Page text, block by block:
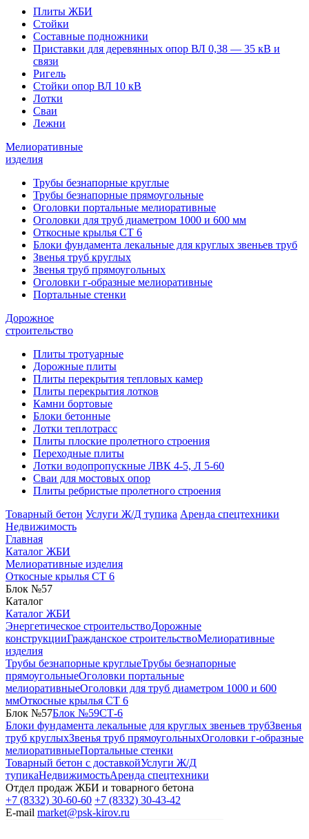
Плиты ЖБИ
Стойки
Составные подножники
Приставки для деревянных опор ВЛ 0,38 — 35 кВ и
связи
Ригель
Стойки опор ВЛ 10 кВ
Лотки
Сваи
Лежни
Мелиоративные
изделия
Трубы безнапорные круглые
Трубы безнапорные прямоугольные
Оголовки портальные мелиоративные
Оголовки для труб диаметром 1000 и 600 мм
Откосные крылья СТ 6
Блоки фундамента лекальные для круглых звеньев труб
Звенья труб круглых
Звенья труб прямоугольных
Оголовки г-образные мелиоративные
Портальные стенки
Дорожное
строительство
Плиты тротуарные
Дорожные плиты
Плиты перекрытия тепловых камер
Плиты перекрытия лотков
Камни бортовые
Блоки бетонные
Лотки теплотрасс
Плиты плоские пролетного строения
Переходные плиты
Лотки водопропускные ЛВК 4-5, Л 5-60
Сваи для мостовых опор
Плиты ребристые пролетного строения
Товарный бетон Услуги Ж/Д тупика Аренда спецтехники
Недвижимость
Главная
Каталог ЖБИ
Мелиоративные изделия
Откосные крылья СТ 6
Блок №57
Каталог
Каталог ЖБИ
Энергетическое строительствоДорожные
конструкцииГражданское строительствоМелиоративные
изделия
Трубы безнапорные круглыеТрубы безнапорные
прямоугольныеОголовки портальные
мелиоративныеОголовки для труб диаметром 1000 и 600
ммОткосные крылья СТ 6
Блок №57Блок №59СТ-6
Блоки фундамента лекальные для круглых звеньев трубЗвенья
труб круглыхЗвенья труб прямоугольныхОголовки г-образные
мелиоративныеПортальные стенки
Товарный бетон с доставкойУслуги Ж/Д
тупикаНедвижимостьАренда спецтехники
Отдел продаж ЖБИ и товарного бетона
+7 (8332) 30-60-60 +7 (8332) 30-43-42
E-mail market@psk-kirov.ru